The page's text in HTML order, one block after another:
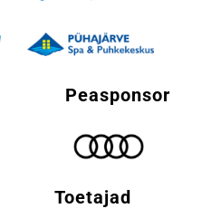
Peasponsor
Toetajad